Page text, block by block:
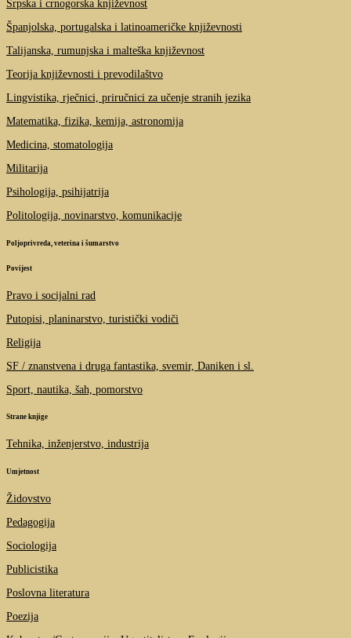
Srpska i crnogorska književnost
Španjolska, portugalska i latinoameričke književnosti
Talijanska, rumunjska i malteška književnost
Teorija književnosti i prevodilaštvo
Lingvistika, rječnici, priručnici za učenje stranih jezika
Matematika, fizika, kemija, astronomija
Medicina, stomatologija
Militarija
Psihologija, psihijatrija
Politologija, novinarstvo, komunikacije
Poljoprivreda, veterina i šumarstvo
Povijest
Pravo i socijalni rad
Putopisi, planinarstvo, turistički vodiči
Religija
SF / znanstvena i druga fantastika, svemir, Daniken i sl.
Sport, nautika, šah, pomorstvo
Strane knjige
Tehnika, inženjerstvo, industrija
Umjetnost
Židovstvo
Pedagogija
Sociologija
Publicistika
Poslovna literatura
Poezija